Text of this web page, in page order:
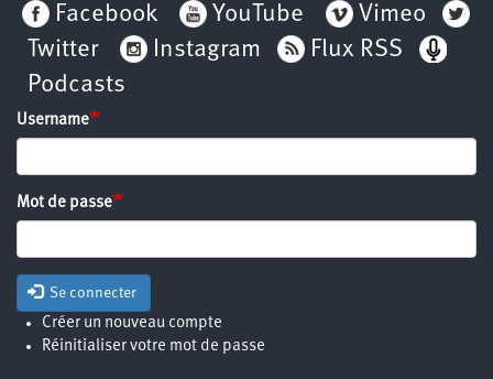
Facebook
YouTube
Vimeo
Twitter
Instagram
Flux RSS
Podcasts
Username
Mot de passe
Se connecter
Créer un nouveau compte
Réinitialiser votre mot de passe